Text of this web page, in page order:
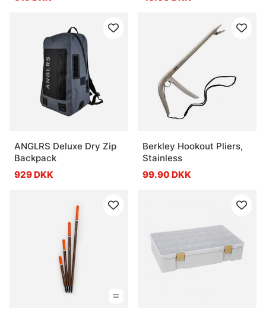
ANGLRS Deluxe Dry Zip
Backpack
929 DKK
Berkley Hookout Pliers,
Stainless
99.90 DKK